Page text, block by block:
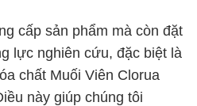
cấp sản phẩm mà còn đặt
lực nghiên cứu, đặc biệt là
chất Muối Viên Clorua
này giúp chúng tôi